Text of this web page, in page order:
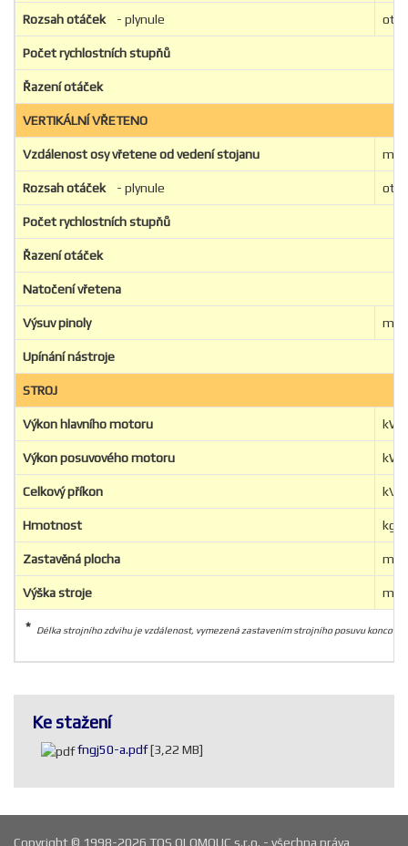
Rozsah otáček- plynule ot./
Počet rychlostních stupňů
Řazení otáček
VERTIKÁLNÍ VŘETENO
Vzdálenost osy vřetene od vedení stojanu mm
Rozsah otáček- plynule ot./
Počet rychlostních stupňů
Řazení otáček
Natočení vřetena
Výsuv pinoly mm
Upínání nástroje
STROJ
Výkon hlavního motoru kW
Výkon posuvového motoru kW
Celkový příkon kVA
Hmotnost kg
Zastavěná plocha mm
Výška stroje mm
* Délka strojního zdvihu je vzdálenost, vymezená zastavením strojního posuvu
Ke stažení
fngj50-a.pdf[3,22 MB]
Copyright © 1998-2026 TOS OLOMOUC s.r.o. - všechna práva